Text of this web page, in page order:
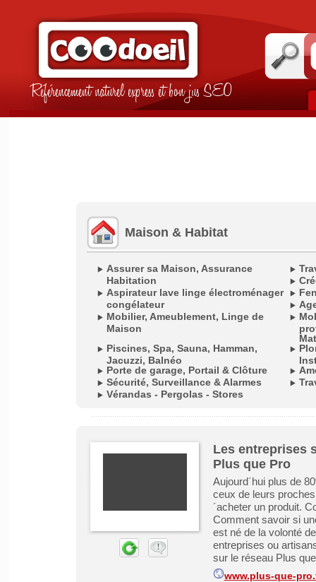
Référencement naturel express et bon jus SEO
Maison & Habitat
Assurer sa Maison, Assurance
Habitation
Aspirateur lave linge électroménager
congélateur
Mobilier, Ameublement, Linge de
Maison
Piscines, Spa, Sauna, Hamman,
Jacuzzi, Balnéo
Porte de garage, Portail & Clôture
Sécurité, Surveillance & Alarmes
Vérandas - Pergolas - Stores
Les entreprises
Plus que Pro
Aujourd´hui plus de
ceux de leurs
´acheter un produit.
Comment savoir si
est né de la volonté
entreprises ou
sur le réseau Plus
www.plus-que-